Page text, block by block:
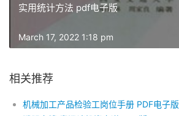
实用统计方法 pdf电子版
March 17, 2022 1:18 pm
相关推荐
机械加工产品检验工岗位手册 PDF电子版